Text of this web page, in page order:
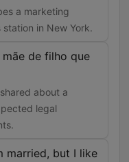
a marketing
in New York.
de filho que
about a
legal
married, but I like